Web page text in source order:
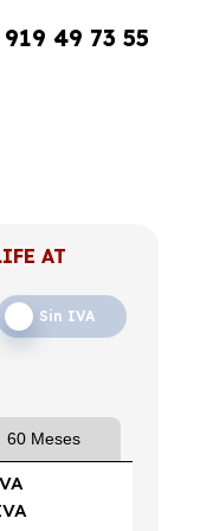
919 49 73 55
AT
Sin IVA
60 Meses